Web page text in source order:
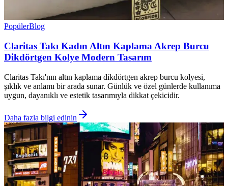
PopülerBlog
Claritas Takı Kadın Altın Kaplama Akrep Burcu
Dikdörtgen Kolye Modern Tasarım
Claritas Takı'nın altın kaplama dikdörtgen akrep burcu kolyesi,
şıklık ve anlamı bir arada sunar. Günlük ve özel günlerde kullanıma
uygun, dayanıklı ve estetik tasarımıyla dikkat çekicidir.
Daha fazla bilgi edinin